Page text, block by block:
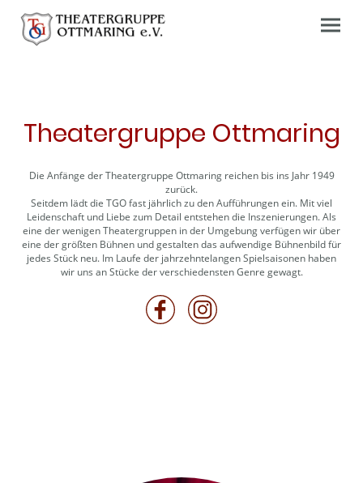
Theatergruppe Ottmaring
Die Anfänge der Theatergruppe Ottmaring reichen bis ins Jahr 1949
zurück.
Seitdem lädt die TGO fast jährlich zu den Aufführungen ein. Mit viel
Leidenschaft und Liebe zum Detail entstehen die Inszenierungen. Als
eine der wenigen Theatergruppen in der Umgebung verfügen wir über
eine der größten Bühnen und gestalten das aufwendige Bühnenbild für
jedes Stück neu. Im Laufe der jahrzehntelangen Spielsaisonen haben
wir uns an Stücke der verschiedensten Genre gewagt.